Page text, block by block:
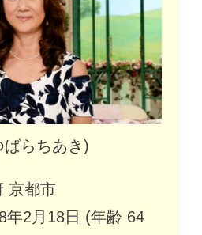
ばらちあき)
京都市
年2月18日 (年齢 64